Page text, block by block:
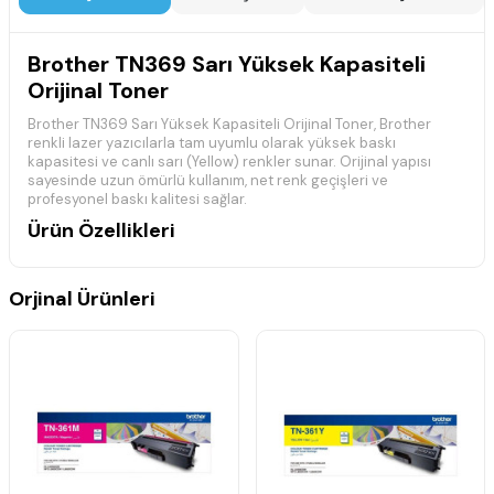
Brother TN369 Sarı Yüksek Kapasiteli
Orijinal Toner
Brother TN369 Sarı Yüksek Kapasiteli Orijinal Toner, Brother
renkli lazer yazıcılarla tam uyumlu olarak yüksek baskı
kapasitesi ve canlı sarı (Yellow) renkler sunar. Orijinal yapısı
sayesinde uzun ömürlü kullanım, net renk geçişleri ve
profesyonel baskı kalitesi sağlar.
Ürün Özellikleri
Canlı ve dengeli sarı (Yellow) baskılar üretir.
Brother DCP-L8410CDW
Brother HL-L8260CDW
Brother HL-L8360CDW
Brother MFC-L8690CDW
Orjinal Ürünleri